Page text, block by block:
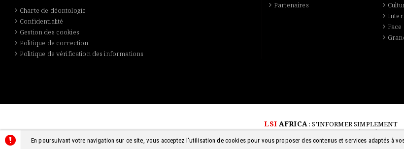
Charte de déontologie
Confidentialité
Gestion des cookies
Politique de correction
Politique de vérification des informations
Partenaires
Face
LSIAFRICA: S'INFORMER SIMPLEMENT
© 2018-2026 - TOUS DROITS RÉSERVÉS
En poursuivant votre navigation sur ce site, vous acceptez l'utilisation de cookies pour vous proposer des contenus et services adaptés à